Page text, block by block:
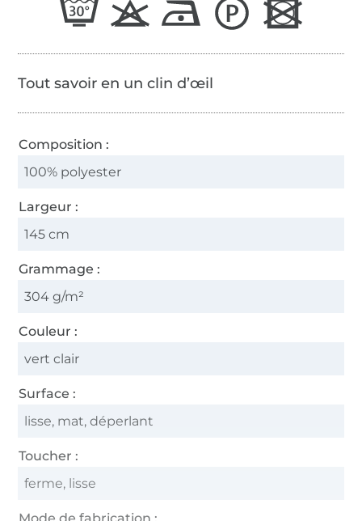
Tout savoir en un clin d’œil
Composition :
100% polyester
Largeur :
145 cm
Grammage :
304 g/m²
Couleur :
vert clair
Surface :
lisse, mat, déperlant
Toucher :
ferme, lisse